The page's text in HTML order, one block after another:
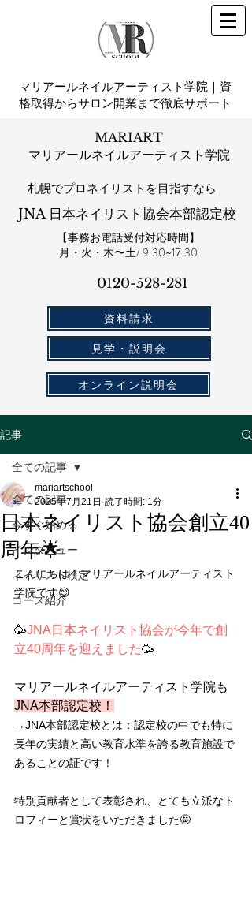
マリアールネイルアーティスト学院｜資
格取得からサロン開業まで徹底サポート
MARIART
マリアールネイルアーティスト学院
札幌​でプロネイリストを目指すなら
JNA 日本ネイリスト協会本部認定校
【事務お電話受付対応時間】
​月・火・木〜土/ 9:30~17:30
0120-528-281​
資料請求
見学・説明会
オンライン説明会
記事
全ての記事
今すぐ始める
インタビュー
ネイリスト検定
コース紹介
全ての記事
日本ネイリスト協会創立40
周年🌟
mariartschool
2025年7月21日 読了時間: 1分
こんにちは！マリアールネイルアーティスト
学院です😊
🥳JNA日本ネイリスト協会が今年で創
立40周年を迎えました🥳
マリアールネイルアーティスト学院も
JNA本部認定校！
→JNA本部認定校とは：認定校の中でも特に
長年の実績と高い教育水準を誇る教育施設で
あることの証です！
特別貢献者として表彰され、とても立派なト
ロフィーと賞状をいただきました🤩